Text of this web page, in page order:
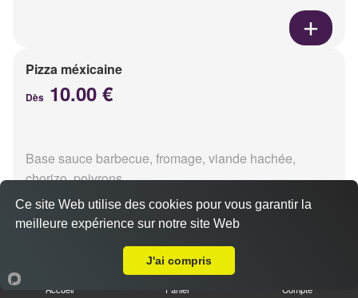
Pizza méxicaine
Dès 10.00 €
Base sauce barbecue, fromage, viande hachée,
chorizo, poivrons
Accueil Panier Compte
Ce site Web utilise des cookies pour vous garantir la
meilleure expérience sur notre site Web
J'ai compris